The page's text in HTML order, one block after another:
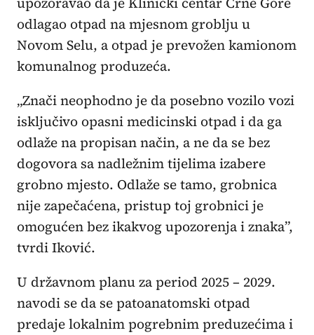
odlagao otpad na mjesnom groblju u
Novom Selu, a otpad je prevožen kamionom
komunalnog produzeća.
„Znači neophodno je da posebno vozilo vozi
isključivo opasni medicinski otpad i da ga
odlaže na propisan način, a ne da se bez
dogovora sa nadležnim tijelima izabere
grobno mjesto. Odlaže se tamo, grobnica
nije zapečaćena, pristup toj grobnici je
omogućen bez ikakvog upozorenja i znaka”,
tvrdi Iković.
U državnom planu za period 2025 – 2029.
navodi se da se patoanatomski otpad
predaje lokalnim pogrebnim preduzećima i